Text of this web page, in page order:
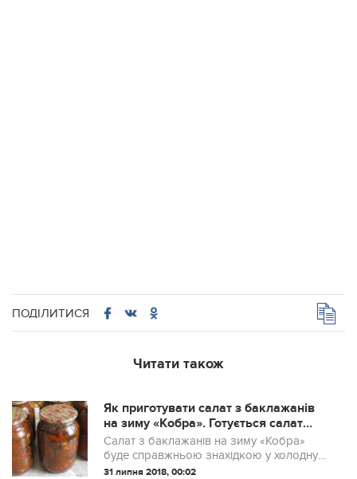
ПОДІЛИТИСЯ
Читати також
Як приготувати салат з баклажанів
на зиму «Кобра». Готується салат
досить швидко, без зайвих
премудростей, з простих продуктів
Салат з баклажанів на зиму «Кобра»
буде справжньою знахідкою у холодну
пору. Гостренькі баклажани добре
31 липня 2018, 00:02